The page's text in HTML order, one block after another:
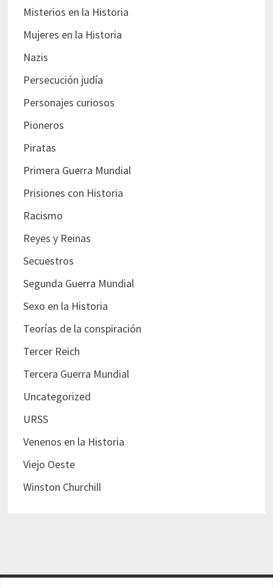
Misterios en la Historia
Mujeres en la Historia
Nazis
Persecución judía
Personajes curiosos
Pioneros
Piratas
Primera Guerra Mundial
Prisiones con Historia
Racismo
Reyes y Reinas
Secuestros
Segunda Guerra Mundial
Sexo en la Historia
Teorías de la conspiración
Tercer Reich
Tercera Guerra Mundial
Uncategorized
URSS
Venenos en la Historia
Viejo Oeste
Winston Churchill